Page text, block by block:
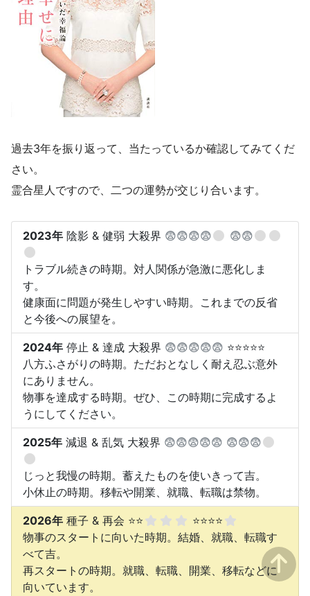
過去3年を振り返って、当たっているか確認してみてくだ
さい。
霊合星人ですので、二つの運勢が交じり合います。
2023年 陰影 & 健弱 大殺界 😨😨😨😨 😨😨
トラブル続きの時期。対人関係が急激に悪化しま
す。
健康面に問題が発生しやすい時期。これまでの反省
と今後への展望を。
2024年 停止 & 達成 大殺界 😨😨😨😨😨 ⭐⭐⭐⭐⭐
八方ふさがりの時期。ただおとなしく耐え忍ぶ意外
にありません。
物事を達成する時期。ぜひ、この時期に完成するよ
うにしてください。
2025年 減退 & 乱気 大殺界 😨😨😨😨😨 😨😨😨
じっと我慢の時期。蓄えたものを使いきって吉。
小休止の時期。移転や開業、就職、転職は禁物。
2026年 種子 & 再会 ⭐⭐
⭐⭐⭐⭐
物事のスタートに向いた時期。結婚、就職、転職す
べて吉。
再スタートの時期。就職、転職、開業、移転などに
向いています。